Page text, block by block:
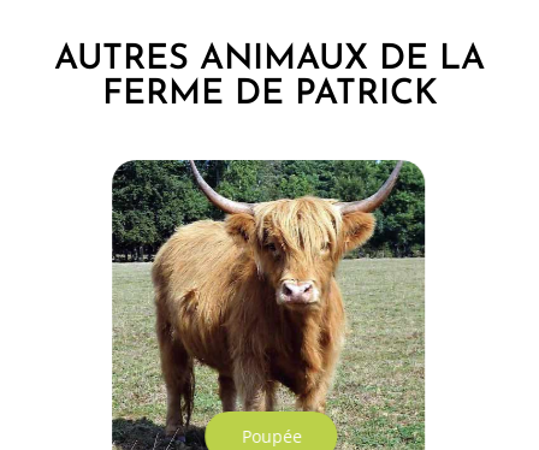
AUTRES ANIMAUX DE LA
FERME DE PATRICK
Poupée